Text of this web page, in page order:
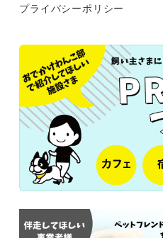
プライバシーポリシー